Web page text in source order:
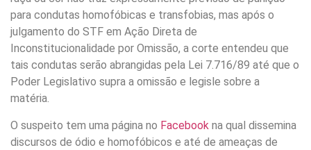
para condutas homofóbicas e transfobias, mas após o
julgamento do STF em Ação Direta de
Inconstitucionalidade por Omissão, a corte entendeu que
tais condutas serão abrangidas pela Lei 7.716/89 até que o
Poder Legislativo supra a omissão e legisle sobre a
matéria.
O suspeito tem uma página no Facebook na qual dissemina
discursos de ódio e homofóbicos e até de ameaças de